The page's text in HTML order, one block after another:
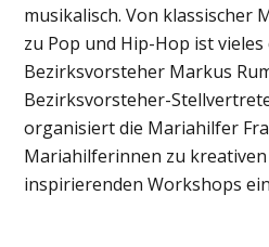
musikalisch. Von klassischer
zu Pop und Hip-Hop ist vieles
Bezirksvorsteher Markus
Bezirksvorsteher-
organisiert die Mariahilfer
Mariahilferinnen zu
inspirierendenWorkshops